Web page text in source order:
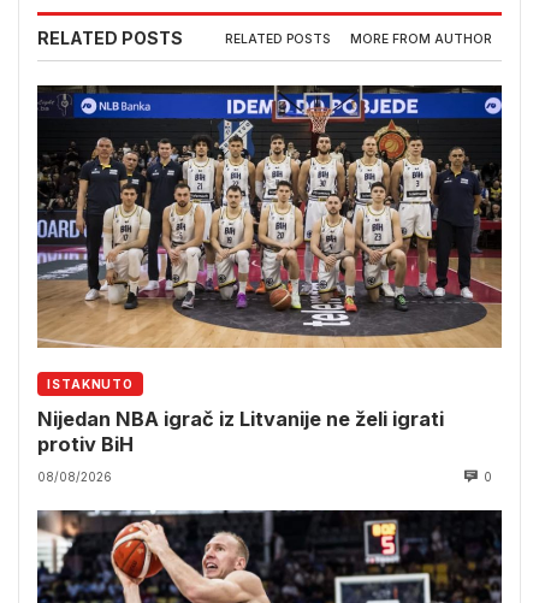
RELATED POSTS RELATED POSTS MORE FROM AUTHOR
ISTAKNUTO
Nijedan NBA igrač iz Litvanije ne želi igrati
protiv BiH
08/08/2026 0